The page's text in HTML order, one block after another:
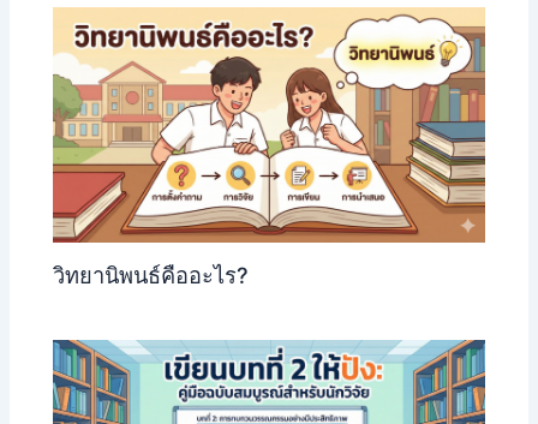
วิทยานิพนธ์คืออะไร?